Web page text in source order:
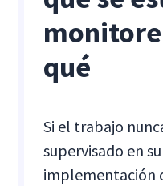
qué
Si el trabajo
supervisado en
implementación